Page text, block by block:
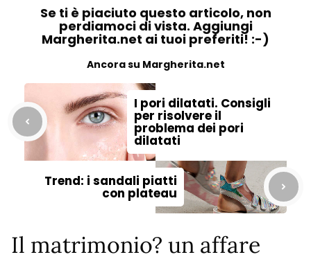
Se ti è piaciuto questo articolo, non
perdiamoci di vista. Aggiungi
Margherita.net ai tuoi preferiti! :-)
Ancora su Margherita.net
I pori dilatati. Consigli
per risolvere il
problema dei pori
dilatati
Trend: i sandali piatti
con plateau
Il matrimonio? un affare